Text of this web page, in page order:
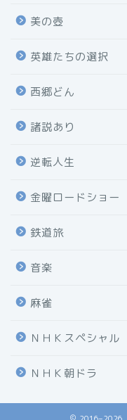
美の壺
英雄たちの選択
西郷どん
諸説あり
逆転人生
金曜ロードショー
鉄道旅
音楽
麻雀
ＮＨＫスペシャル
ＮＨＫ朝ドラ